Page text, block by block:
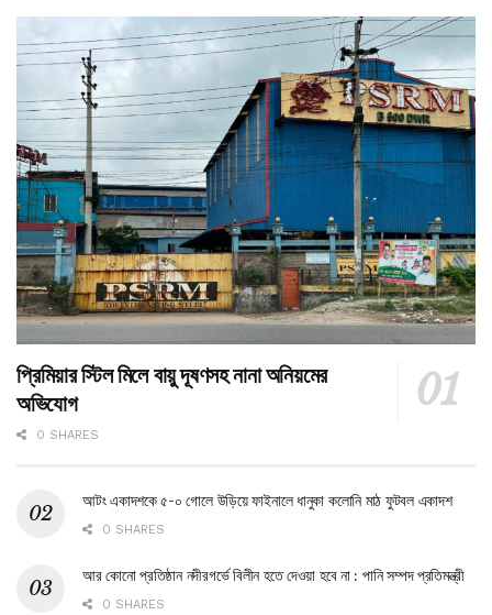
প্রিমিয়ার স্টিল মিলে বায়ু দূষণসহ নানা অনিয়মের
অভিযোগ
0 SHARES
আটং একাদশকে ৫-০ গোলে উড়িয়ে ফাইনালে ধানুকা কলোনি মাঠ ফুটবল একাদশ
0 SHARES
আর কোনো প্রতিষ্ঠান নদীরগর্ভে বিলীন হতে দেওয়া হবে না : পানি সম্পদ প্রতিমন্ত্রী
0 SHARES